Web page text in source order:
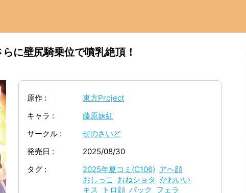
に壁尻騎乗位で噴乳絶頂！
原作
東方Project
キャラ
藤原妹紅
サークル
ぜのさいど
発売日
2025/08/30
タグ
2025年夏コミ(C106) アヘ顔
おしっこ
おねショタ かわいい
キス
トロ顔 バック フェラ